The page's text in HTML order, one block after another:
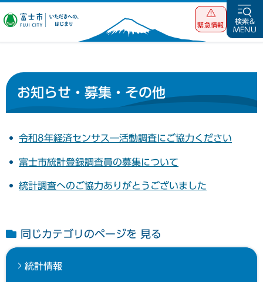
富士市 いただ
緊急情報
検索&
MENU
お知らせ・募集・その他
令和8年経済センサス―活動調査にご協力ください
富士市統計登録調査員の募集について
統計調査へのご協力ありがとうございました
同じカテゴリのページを 見る
統計情報